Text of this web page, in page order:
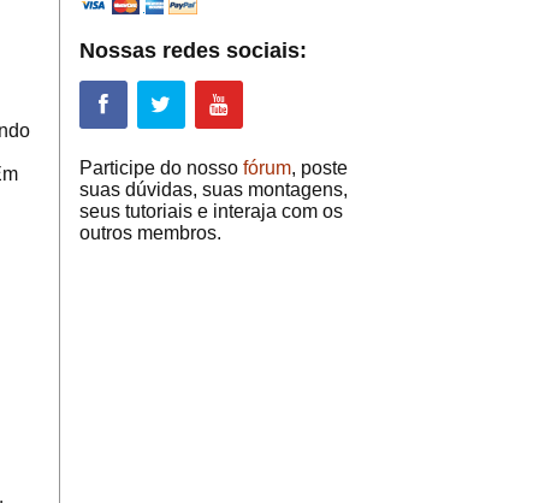
Nossas redes sociais:
Participe do nosso fórum, poste
suas dúvidas, suas montagens,
seus tutoriais e interaja com os
outros membros.